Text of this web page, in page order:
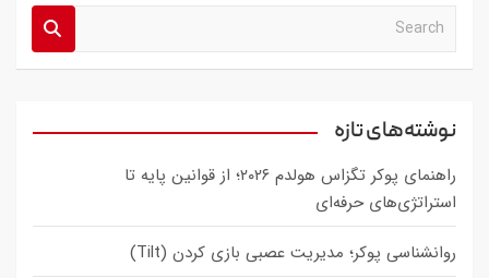
a
c
نوشته‌های تازه
راهنمای پوکر تگزاس هولدم ۲۰۲۶؛ از قوانین پایه تا
استراتژی‌های حرفه‌ای
روانشناسی پوکر؛ مدیریت عصبی بازی کردن (Tilt)